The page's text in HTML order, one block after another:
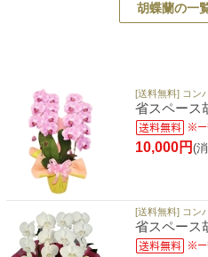
胡蝶蘭の一
[送料無料] コン
省スペース
10,000円 (
[送料無料] コン
省スペー